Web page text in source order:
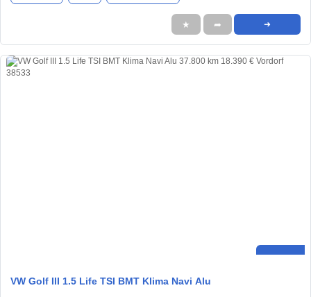
★ ➦ ➜
VW Golf III 1.5 Life TSI BMT Klima Navi Alu